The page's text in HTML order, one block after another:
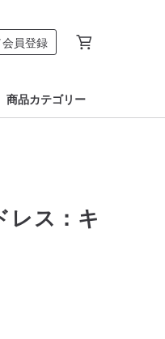
員登録
商品カテゴリー
レス：キ